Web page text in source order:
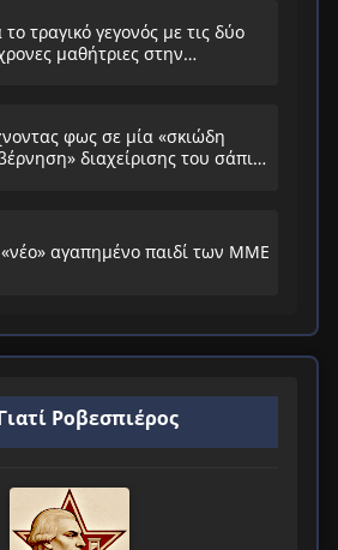
το τραγικό γεγονός με τις δύο
μαθήτριες στην
φως σε μία «σκιώδη
διαχείρισης του σάπιου
αγαπημένο παιδί των ΜΜΕ
Ροβεσπιέρος